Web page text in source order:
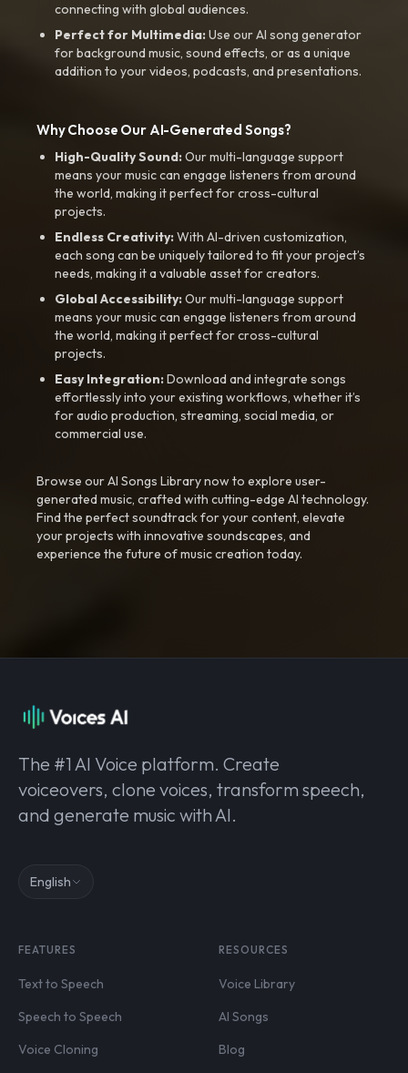
connecting with global audiences.
Perfect for Multimedia:Use our AI song generator
for background music, sound effects, or as a unique
addition to your videos, podcasts, and presentations.
Why Choose Our AI-Generated Songs?
High-Quality Sound:Our multi-language support
means your music can engage listeners from around
the world, making it perfect for cross-cultural
projects.
Endless Creativity:With AI-driven customization,
each song can be uniquely tailored to fit your project’s
needs, making it a valuable asset for creators.
Global Accessibility:Our multi-language support
means your music can engage listeners from around
the world, making it perfect for cross-cultural
projects.
Easy Integration:Download and integrate songs
effortlessly into your existing workflows, whether it’s
for audio production, streaming, social media, or
commercial use.
Browse our AI Songs Library now to explore user-
generated music, crafted with cutting-edge AI technology.
Find the perfect soundtrack for your content, elevate
your projects with innovative soundscapes, and
experience the future of music creation today.
The #1 AI Voice platform. Create
voiceovers, clone voices, transform speech,
and generate music with AI.
English
FEATURES
Text to Speech
Speech to Speech
Voice Cloning
RESOURCES
Voice Library
AI Songs
Blog